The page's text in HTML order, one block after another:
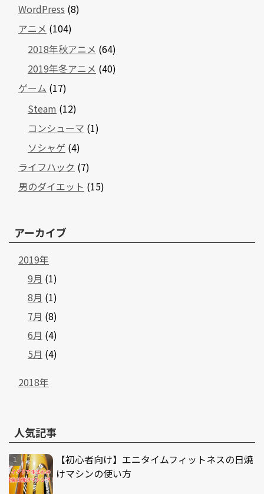
WordPress (8)
アニメ (104)
2018年秋アニメ (64)
2019年冬アニメ (40)
ゲーム (17)
Steam (12)
コンシューマ (1)
ソシャゲ (4)
ライフハック (7)
男のダイエット (15)
アーカイブ
2019年
9月 (1)
8月 (1)
7月 (8)
6月 (4)
5月 (4)
2018年
人気記事
【初心者向け】エニタイムフィットネスの日焼
けマシンの使い方